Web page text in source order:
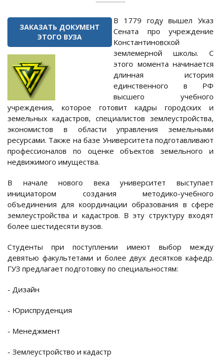
ЗАКАЗАТЬ ДОКУМЕНТ
ЭТОГО ВУЗА
В 1779 году вышел Указ
Сената про учреждение
Константиновской
землемерной школы. С
этого момента начинается
длинная история
единственного в РФ
высшего учебного
учреждения, которое готовит кадры городских и
земельных кадастров, специалистов землеустройства,
экономистов в области управления земельными
ресурсами. Также на базе Университета подготавливают
профессионалов по оценке объектов земельного и
недвижимого имущества.
В начале нового века университет выступает
инициатором создания методико-учебного
объединения для координации образования в сфере
землеустройства и кадастров. В эту структуру входят
более шестидесяти вузов.
Студенты при поступлении имеют выбор между
девятью факультетами и более двух десятков кафедр.
ГУЗ предлагает подготовку по специальностям:
- Дизайн
- Юриспруденция
- Менеджмент
- Землеустройство и кадастр